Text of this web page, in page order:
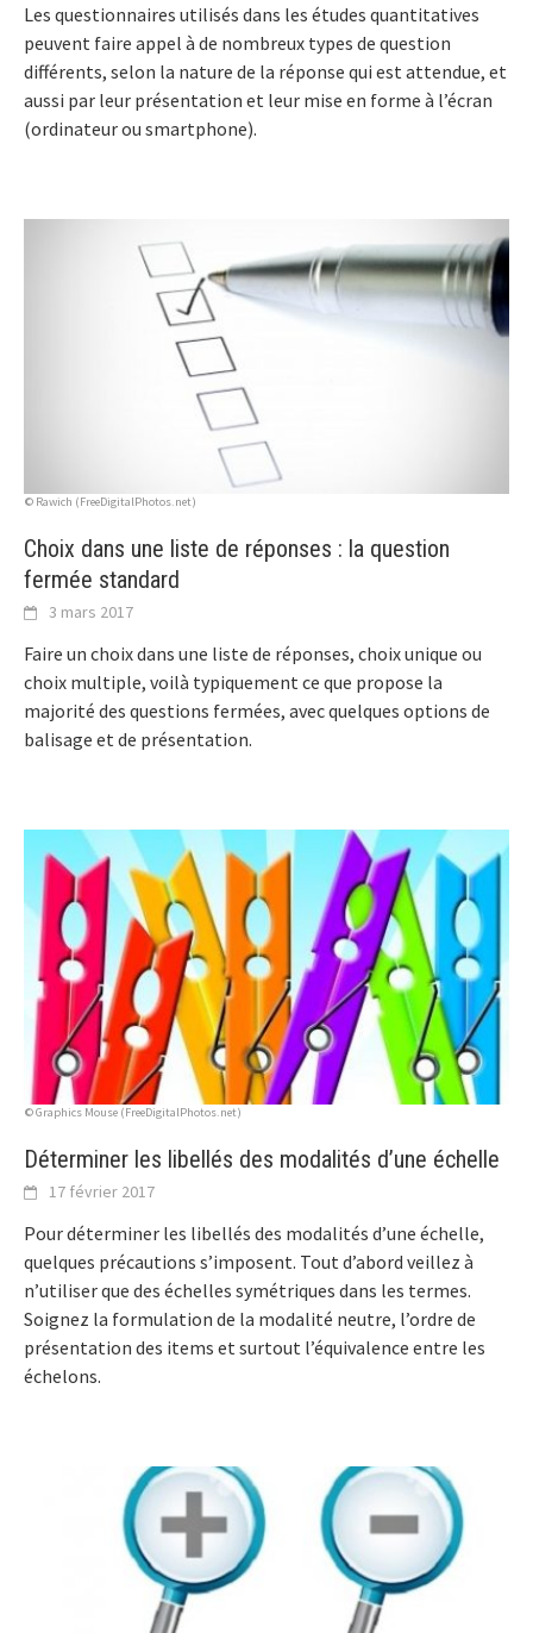
Les questionnaires utilisés dans les études quantitatives
peuvent faire appel à de nombreux types de question
différents, selon la nature de la réponse qui est attendue, et
aussi par leur présentation et leur mise en forme à l’écran
(ordinateur ou smartphone).
© Rawich (FreeDigitalPhotos.net)
Choix dans une liste de réponses : la question
fermée standard
3 mars 2017
Faire un choix dans une liste de réponses, choix unique ou
choix multiple, voilà typiquement ce que propose la
majorité des questions fermées, avec quelques options de
balisage et de présentation.
© Graphics Mouse (FreeDigitalPhotos.net)
Déterminer les libellés des modalités d’une échelle
17 février 2017
Pour déterminer les libellés des modalités d’une échelle,
quelques précautions s’imposent. Tout d’abord veillez à
n’utiliser que des échelles symétriques dans les termes.
Soignez la formulation de la modalité neutre, l’ordre de
présentation des items et surtout l’équivalence entre les
échelons.